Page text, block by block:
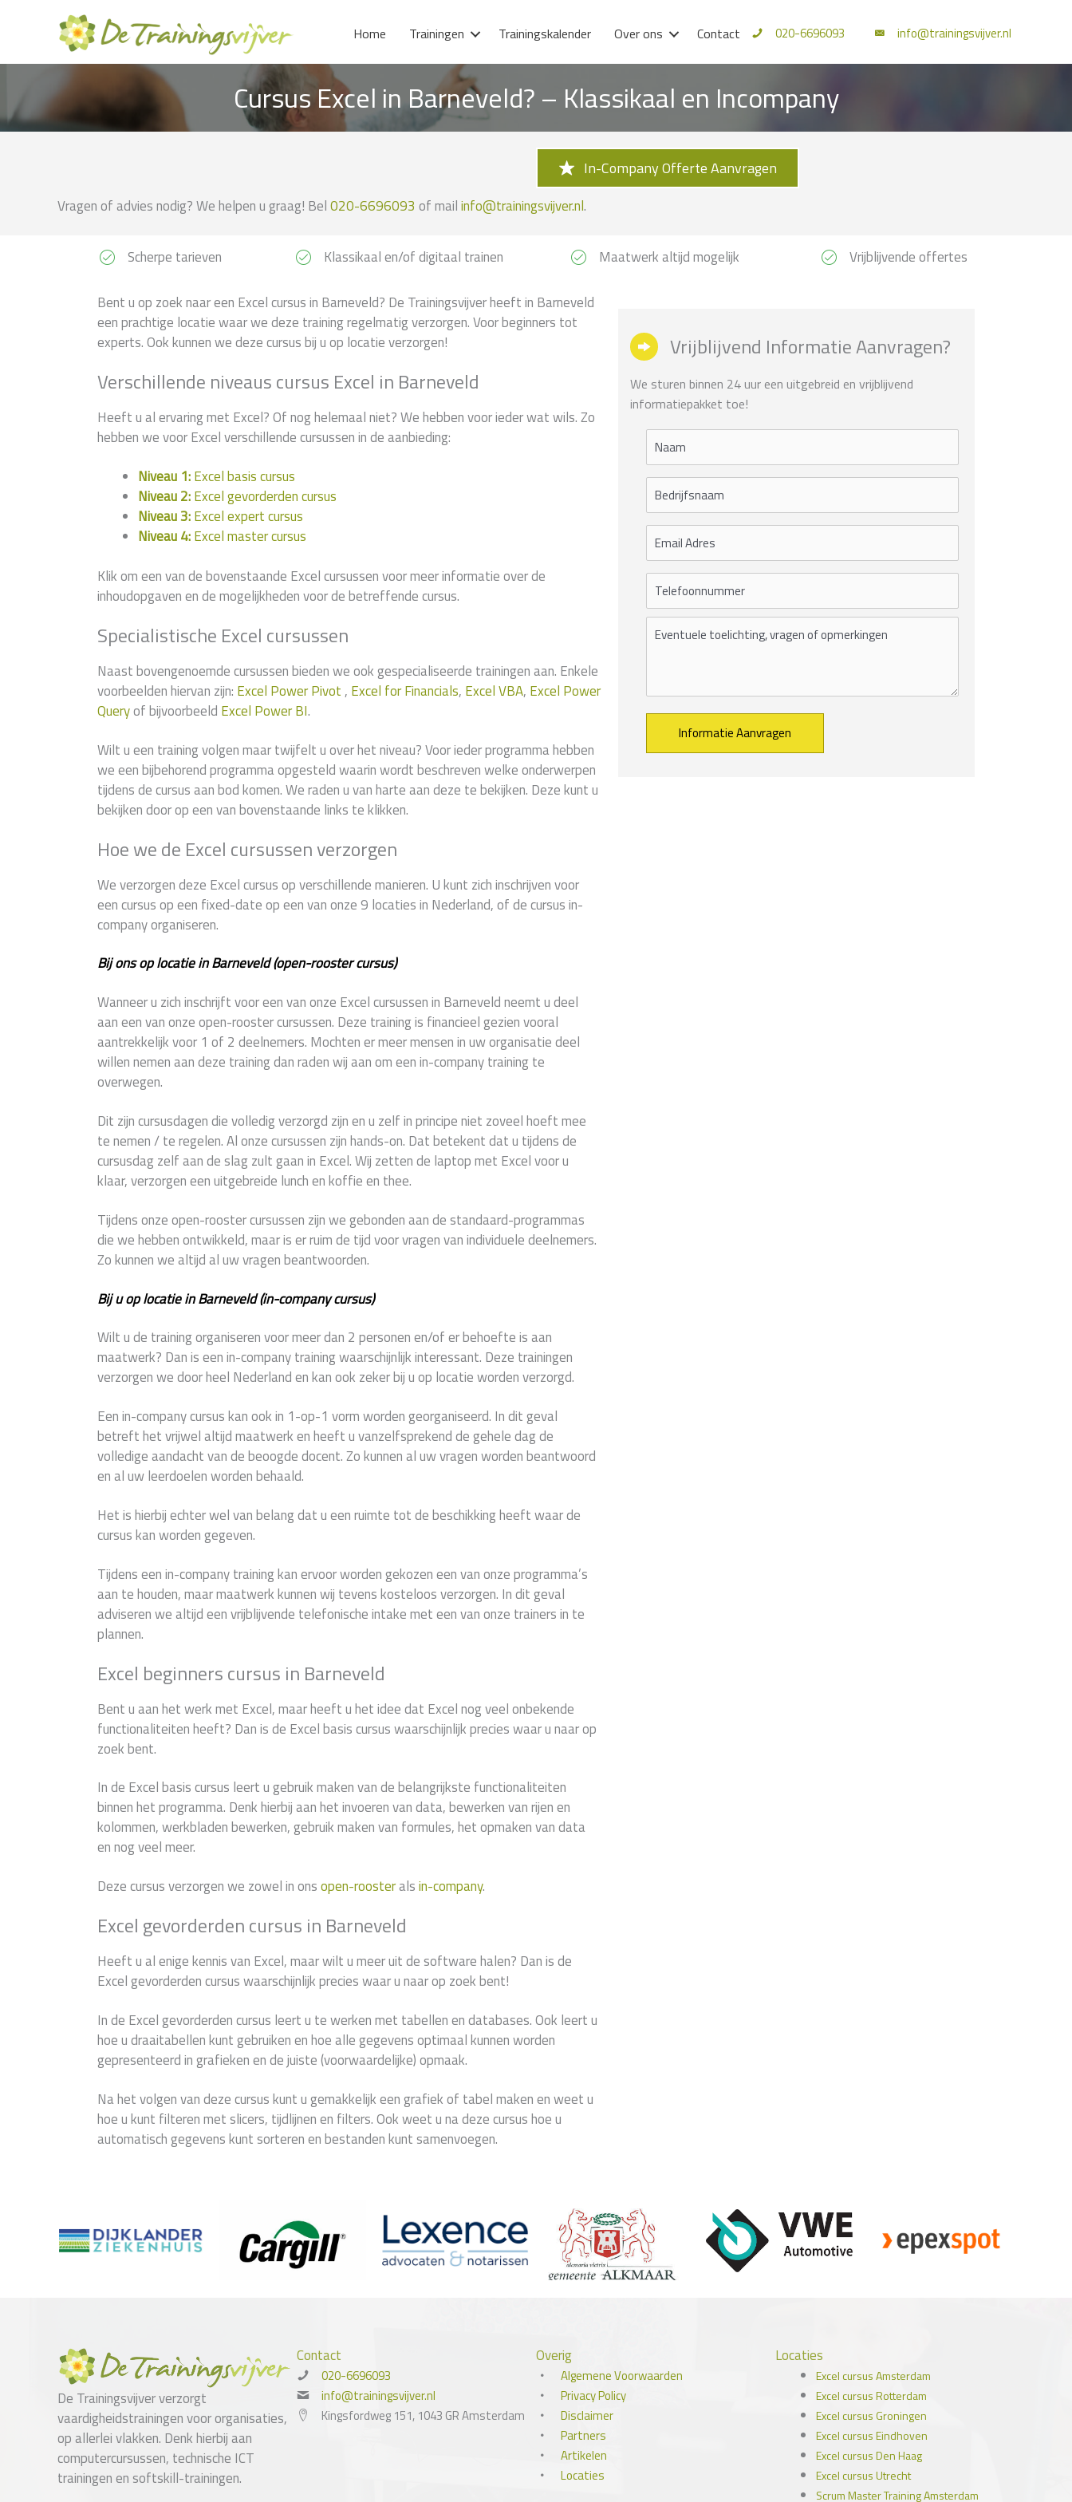
inhoud
Home Trainingen Trainingskalender Over ons Contact 020-6696093 info@trainingsvijver.nl
Cursus Excel in Barneveld? – Klassikaal en Incompany
In-Company Offerte Aanvragen
Vragen of advies nodig? We helpen u graag! Bel020-6696093 of mailinfo@trainingsvijver.nl.
Scherpe tarieven Klassikaal en/of digitaal trainen Maatwerk altijd mogelijk Vrijblijvende offertes
Bent u op zoek naar een Excel cursus in Barneveld? De Trainingsvijver heeft in Barneveld
een prachtige locatie waar we deze training regelmatig verzorgen. Voor beginners tot
experts. Ook kunnen we deze cursus bij u op locatie verzorgen!
Verschillende niveaus cursus Excel in Barneveld
Heeft u al ervaring met Excel? Of nog helemaal niet? We hebben voor ieder wat wils. Zo
hebben we voor Excel verschillende cursussen in de aanbieding:
Niveau 1:Excel basis cursus
Niveau 2:Excel gevorderden cursus
Niveau 3:Excel expert cursus
Niveau 4:Excel master cursus
Klik om een van de bovenstaande Excel cursussen voor meer informatie over de
inhoudopgaven en de mogelijkheden voor de betreffende cursus.
Specialistische Excel cursussen
Naast bovengenoemde cursussen bieden we ook gespecialiseerde trainingen aan. Enkele
voorbeelden hiervan zijn: Excel Power Pivot , Excel for Financials, Excel VBA, Excel Power
Queryof bijvoorbeeld Excel Power BI.
Wilt u een training volgen maar twijfelt u over het niveau? Voor ieder programma hebben
we een bijbehorend programma opgesteld waarin wordt beschreven welke onderwerpen
tijdens de cursus aan bod komen. We raden u van harte aan deze te bekijken. Deze kunt u
bekijken door op een van bovenstaande links te klikken.
Hoe we de Excel cursussen verzorgen
We verzorgen deze Excel cursus op verschillende manieren. U kunt zich inschrijven voor
een cursus op een fixed-date op een van onze 9 locaties in Nederland, of de cursus in-
company organiseren.
Bij ons op locatie in Barneveld (open-rooster cursus)
Wanneer u zich inschrijft voor een van onze Excel cursussen in Barneveld neemt u deel
aan een van onze open-rooster cursussen. Deze training is financieel gezien vooral
aantrekkelijk voor 1 of 2 deelnemers. Mochten er meer mensen in uw organisatie deel
willen nemen aan deze training dan raden wij aan om een in-company training te
overwegen.
Dit zijn cursusdagen die volledig verzorgd zijn en u zelf in principe niet zoveel hoeft mee
te nemen / te regelen. Al onze cursussen zijn hands-on. Dat betekent dat u tijdens de
cursusdag zelf aan de slag zult gaan in Excel. Wij zetten de laptop met Excel voor u
klaar, verzorgen een uitgebreide lunch en koffie en thee.
Tijdens onze open-rooster cursussen zijn we gebonden aan de standaard-programmas
die we hebben ontwikkeld, maar is er ruim de tijd voor vragen van individuele deelnemers.
Zo kunnen we altijd al uw vragen beantwoorden.
Bij u op locatie in Barneveld (in-company cursus)
Wilt u de training organiseren voor meer dan 2 personen en/of er behoefte is aan
maatwerk? Dan is een in-company training waarschijnlijk interessant. Deze trainingen
verzorgen we door heel Nederland en kan ook zeker bij u op locatie worden verzorgd.
Een in-company cursus kan ook in 1-op-1 vorm worden georganiseerd. In dit geval
betreft het vrijwel altijd maatwerk en heeft u vanzelfsprekend de gehele dag de
volledige aandacht van de beoogde docent. Zo kunnen al uw vragen worden beantwoord
en al uw leerdoelen worden behaald.
Het is hierbij echter wel van belang dat u een ruimte tot de beschikking heeft waar de
cursus kan worden gegeven.
Tijdens een in-company training kan ervoor worden gekozen een van onze programma’s
aan te houden, maar maatwerk kunnen wij tevens kosteloos verzorgen. In dit geval
adviseren we altijd een vrijblijvende telefonische intake met een van onze trainers in te
plannen.
Excel beginners cursus in Barneveld
Bent u aan het werk met Excel, maar heeft u het idee dat Excel nog veel onbekende
functionaliteiten heeft? Dan is de Excel basis cursus waarschijnlijk precies waar u naar op
zoek bent.
In de Excel basis cursus leert u gebruik maken van de belangrijkste functionaliteiten
binnen het programma. Denk hierbij aan het invoeren van data, bewerken van rijen en
kolommen, werkbladen bewerken, gebruik maken van formules, het opmaken van data
en nog veel meer.
Deze cursus verzorgen we zowel in onsopen-roosteralsin-company.
Excel gevorderden cursus in Barneveld
Heeft u al enige kennis van Excel, maar wilt u meer uit de software halen? Dan is de
Excel gevorderden cursus waarschijnlijk precies waar u naar op zoek bent!
In de Excel gevorderden cursus leert u te werken met tabellen en databases. Ook leert u
hoe u draaitabellen kunt gebruiken en hoe alle gegevens optimaal kunnen worden
gepresenteerd in grafieken en de juiste (voorwaardelijke) opmaak.
Na het volgen van deze cursus kunt u gemakkelijk een grafiek of tabel maken en weet u
hoe u kunt filteren met slicers, tijdlijnen en filters. Ook weet u na deze cursus hoe u
automatisch gegevens kunt sorteren en bestanden kunt samenvoegen.
Vrijblijvend Informatie Aanvragen?
We sturen binnen 24 uur een uitgebreid en vrijblijvend
informatiepakket toe!
De Trainingsvijver verzorgt
vaardigheidstrainingen voor organisaties,
op allerlei vlakken. Denk hierbij aan
computercursussen, technische ICT
trainingen en softskill-trainingen.
Contact
020-6696093
info@trainingsvijver.nl
Kingsfordweg 151, 1043 GR Amsterdam
Overig
Algemene Voorwaarden
Privacy Policy
Disclaimer
Partners
Artikelen
Locaties
Locaties
Excel cursus Amsterdam
Excel cursus Rotterdam
Excel cursus Groningen
Excel cursus Eindhoven
Excel cursus Den Haag
Excel cursus Utrecht
Scrum Master Training Amsterdam